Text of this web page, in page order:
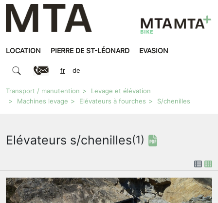
LOCATION PIERRE DE ST-LÉONARD EVASION
fr de
Transport / manutention
Levage et élévation
Machines levage
Elévateurs à fourches S/chenilles
Elévateurs s/chenilles(1)